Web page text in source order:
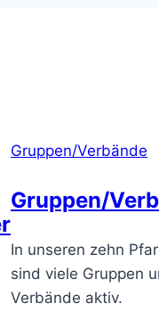
Gruppen/Verbände
Gruppen/
In unseren zehn
sind viele Gruppen
Verbände aktiv.